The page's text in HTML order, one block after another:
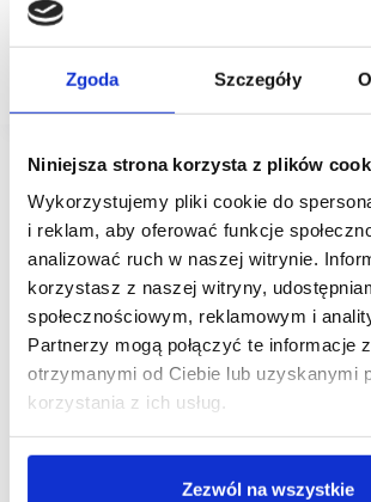
Zgoda Szczegóły
Niniejsza strona korzysta z plików
Wykorzystujemy pliki cookie do
i reklam, aby oferować funkcje
analizować ruch w naszej witrynie.
korzystasz z naszej witryny,
społecznościowym, reklamowym i
Partnerzy mogą połączyć te informacje
otrzymanymi od Ciebie lub uzyskanymi
korzystania z ich usług.
Zezwól na wszystkie
zostaną poluzowane obostrzenia, tak aby
działalność. Natomiast dochodzą…